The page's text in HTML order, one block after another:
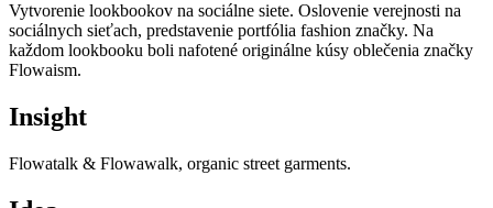
Vytvorenie lookbookov na sociálne siete. Oslovenie verejnosti na
sociálnych sieťach, predstavenie portfólia fashion značky. Na
každom lookbooku boli nafotené originálne kúsy oblečenia značky
Flowaism.
Insight
Flowatalk & Flowawalk, organic street garments.